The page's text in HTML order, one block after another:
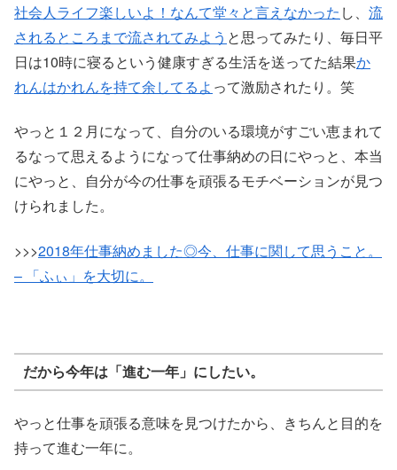
社会人ライフ楽しいよ！なんて堂々と言えなかった し、 流
されるところまで流されてみよう と思ってみたり、毎日平
日は10時に寝るという健康すぎる生活を送ってた結果か
れんはかれんを持て余してるよ って激励されたり。笑
やっと１２月になって、自分のいる環境がすごい恵まれて
るなって思えるようになって仕事納めの日にやっと、本当
にやっと、自分が今の仕事を頑張るモチベーションが見つ
けられました。
>>>2018年仕事納めました◎今、仕事に関して思うこと。
– 「ふぃ」を大切に。
だから今年は「進む一年」にしたい。
やっと仕事を頑張る意味を見つけたから、きちんと目的を
持って進む一年に。